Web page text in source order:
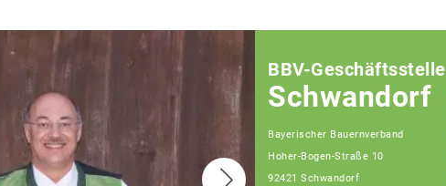
BBV-Geschäftsstelle
Schwandorf
Bayerischer Bauernverband
Hoher-Bogen-Straße 10
92421 Schwandorf